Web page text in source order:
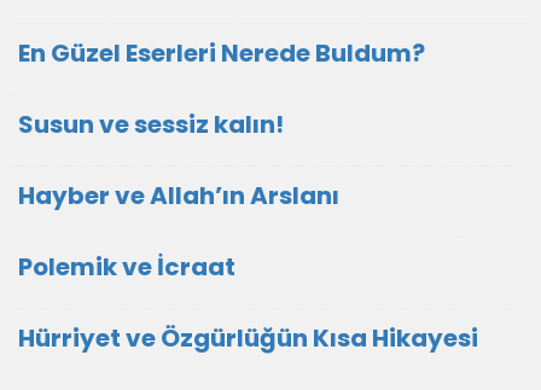
En Güzel Eserleri Nerede Buldum?
Susun ve sessiz kalın!
Hayber ve Allah’ın Arslanı
Polemik ve İcraat
Hürriyet ve Özgürlüğün Kısa Hikayesi